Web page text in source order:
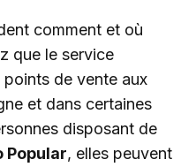
comment et où
que le service
de vente aux
et dans certaines
disposant de
Popular, elles peuvent